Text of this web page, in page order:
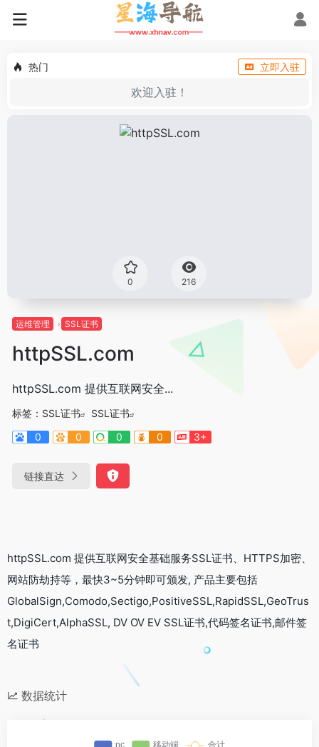
热门 立即入驻
欢迎入驻！
0 216
运维管理 SSL证书
httpSSL.com
httpSSL.com 提供互联网安全...
标签： SSL证书
SSL证书
0
0 0 0 3+
链接直达
httpSSL.com 提供互联网安全基础服务SSL证书、HTTPS加密、
网站防劫持等，最快3~5分钟即可颁发, 产品主要包括
GlobalSign,Comodo,Sectigo,PositiveSSL,RapidSSL,GeoTrus
t,DigiCert,AlphaSSL, DV OV EV SSL证书,代码签名证书,邮件签
名证书
数据统计